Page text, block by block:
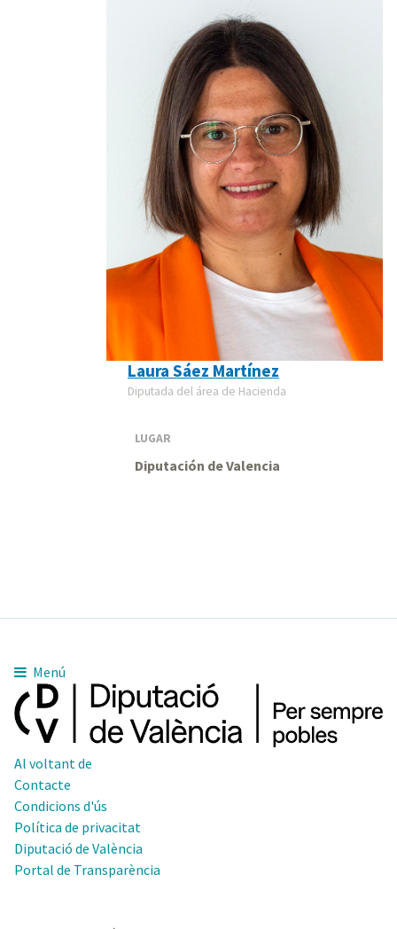
Laura Sáez Martínez
Diputada del área de Hacienda
LUGAR
Diputación de Valencia
Menú
Al voltant de
Contacte
Condicions d'ús
Política de privacitat
Diputació de València
Portal de Transparència